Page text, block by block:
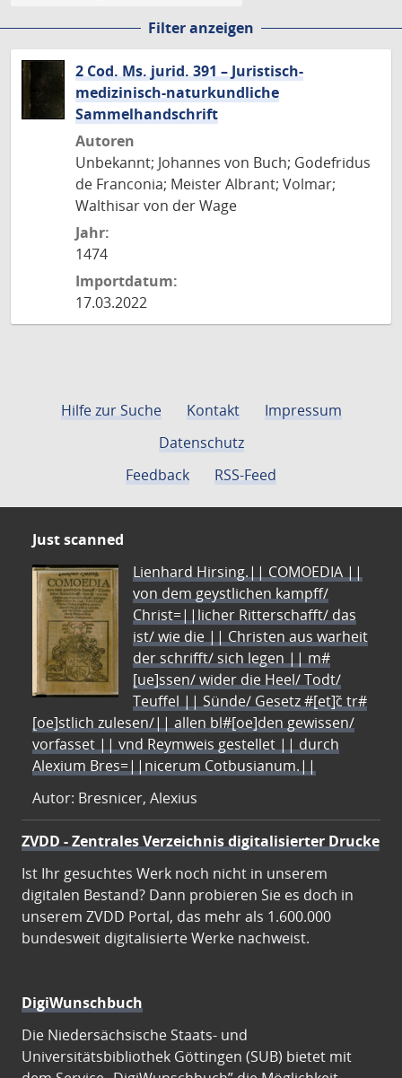
Filter anzeigen
2 Cod. Ms. jurid. 391 – Juristisch-
medizinisch-naturkundliche
Sammelhandschrift
Autoren
Unbekannt; Johannes von Buch; Godefridus
de Franconia; Meister Albrant; Volmar;
Walthisar von der Wage
Jahr:
1474
Importdatum:
17.03.2022
Hilfe zur Suche Kontakt
Impressum
Datenschutz
Feedback
RSS-Feed
Just scanned
Lienhard Hirsing.|| COMOEDIA ||
von dem geystlichen kampff/
Christ=||licher Ritterschafft/ das
ist/ wie die || Christen aus warheit
der schrifft/ sich legen || m#
[ue]ssen/ wider die Heel/ Todt/
Teuffel || Sünde/ Gesetz #[et]c̃ tr#
[oe]stlich zulesen/|| allen bl#[oe]den gewissen/
vorfasset || vnd Reymweis gestellet || durch
Alexium Bres=||nicerum Cotbusianum.||
Autor: Bresnicer, Alexius
ZVDD - Zentrales Verzeichnis digitalisierter Drucke
Ist Ihr gesuchtes Werk noch nicht in unserem
digitalen Bestand? Dann probieren Sie es doch in
unserem ZVDD Portal, das mehr als 1.600.000
bundesweit digitalisierte Werke nachweist.
DigiWunschbuch
Die Niedersächsische Staats- und
Universitätsbibliothek Göttingen (SUB) bietet mit